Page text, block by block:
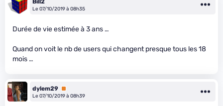
Le 07/10/2019 à 08h35
Durée de vie estimée à 3 ans …
Quand on voit le nb de users qui changent presque tous les 18
mois …
dylem29 Premium
Le 07/10/2019 à 08h39